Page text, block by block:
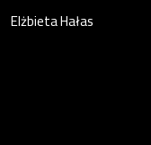
Elżbieta Hałas